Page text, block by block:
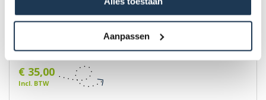
Aanpassen
€ 35,00
Incl. BTW